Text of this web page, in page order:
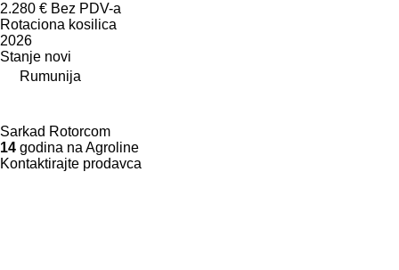
2.280 € Bez PDV-a
Rotaciona kosilica
2026
Stanje novi
Rumunija
Sarkad Rotorcom
14 godina na Agroline
Kontaktirajte prodavca